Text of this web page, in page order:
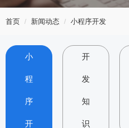
首页 新闻动态 小程序开发
小
程
序
开
开
发
知
识